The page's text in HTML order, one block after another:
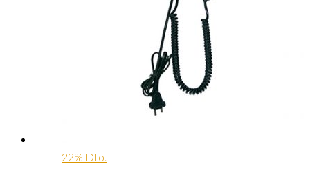
22% Dto.